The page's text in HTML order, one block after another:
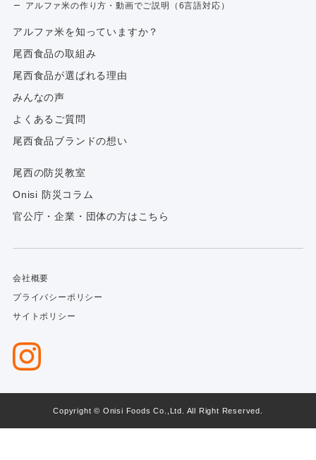
アルファ米の作り方・動画でご説明（6言語対応）
アルファ⽶を知っていますか？
尾西食品の取組み
尾西食品が選ばれる理由
みんなの声
よくあるご質問
尾西食品ブランドの想い
尾西の防災教室
Onisi 防災コラム
官公庁・企業・団体の方はこちら
会社概要
プライバシーポリシー
サイトポリシー
Copyright © Onisi Foods Co.,Ltd. All Right Reserved.